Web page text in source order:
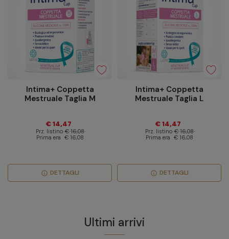
Intima+ Coppetta
Mestruale Taglia M
€ 14,47
Prz. listino € 16,08
Prima era € 16,08
info DETTAGLI
Intima+ Coppetta
Mestruale Taglia L
€ 14,47
Prz. listino € 16,08
Prima era € 16,08
info DETTAGLI
Ultimi arrivi